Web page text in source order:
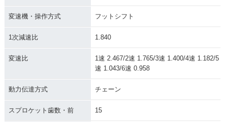
変速機・操作方式 フットシフト
1次減速比 1.840
変速比
1速 2.467/2速 1.765/3速 1.400/4速 1.182/5
速 1.043/6速 0.958
動力伝達方式 チェーン
スプロケット歯数・前 15